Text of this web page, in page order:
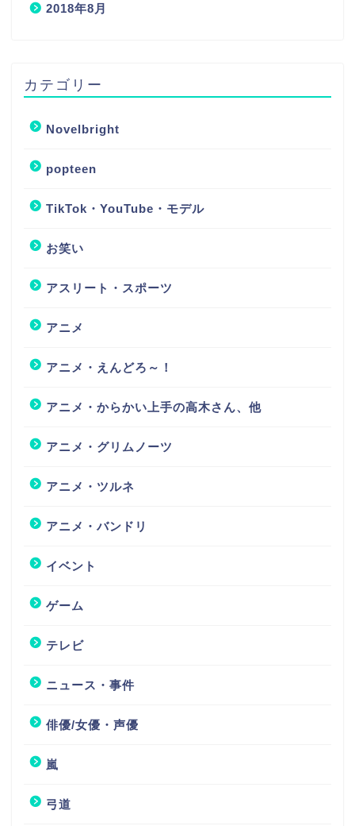
2018年8月
カテゴリー
Novelbright
popteen
TikTok・YouTube・モデル
お笑い
アスリート・スポーツ
アニメ
アニメ・えんどろ～！
アニメ・からかい上手の高木さん、他
アニメ・グリムノーツ
アニメ・ツルネ
アニメ・バンドリ
イベント
ゲーム
テレビ
ニュース・事件
俳優/女優・声優
嵐
弓道